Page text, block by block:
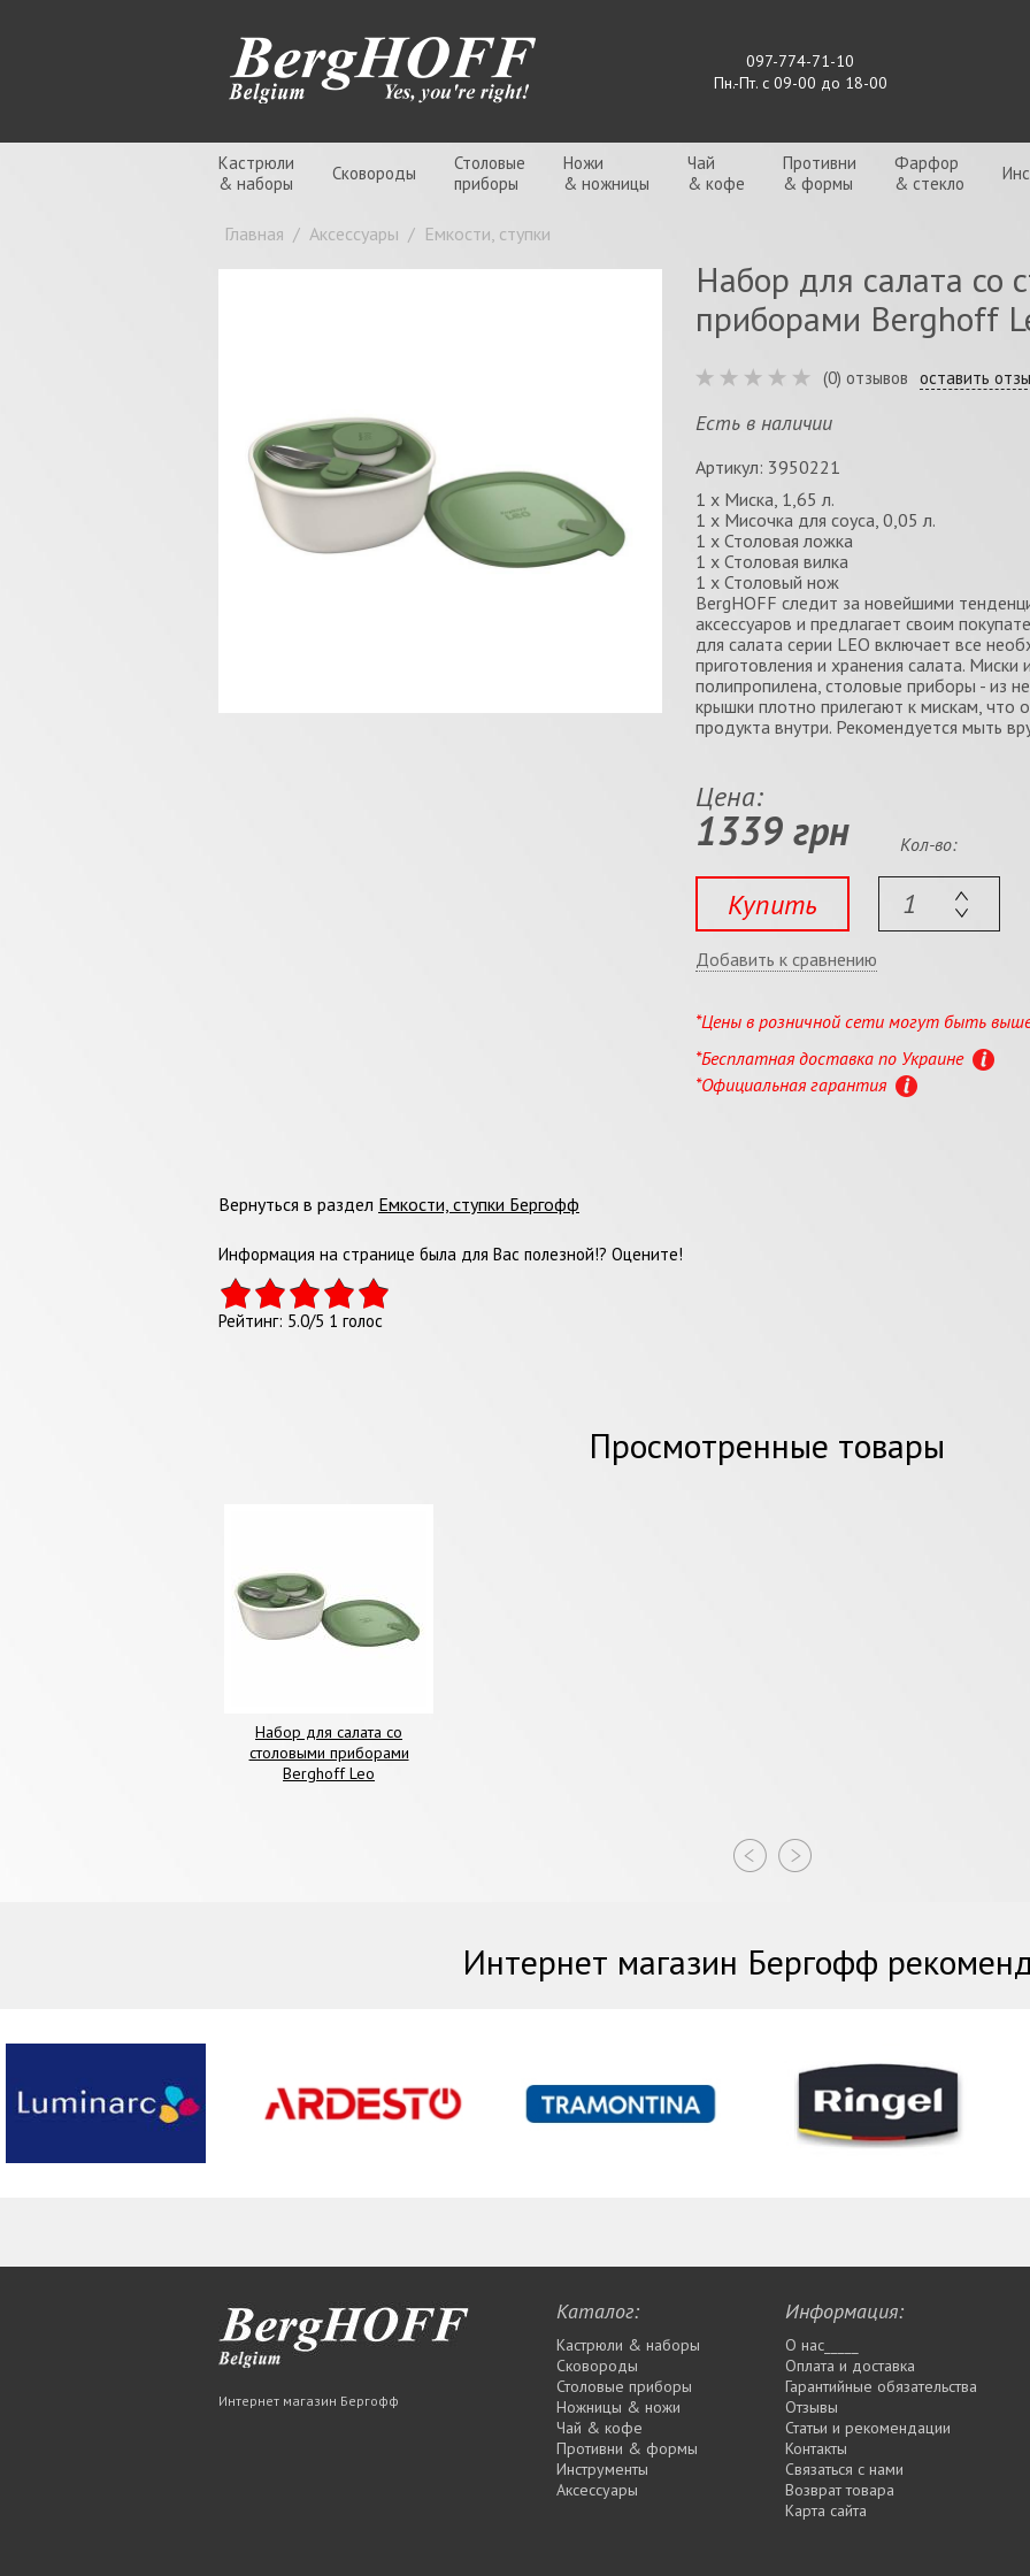
097-774-71-10
Пн.-Пт. с 09-00 до 18-00
Кастрюли
& наборы
Сковороды
Столовые
приборы
Ножи
& ножницы
Чай
& кофе
Противни
& формы
Фарфор
& стекло
Главная / Аксессуары / Емкости, ступки
Набор для салата со
приборами Berghoff
(0) отзывов оставить
Есть в наличии
Артикул: 3950221
1 х Миска, 1,65 л.
1 х Мисочка для соуса, 0,05 л.
1 х Столовая ложка
1 х Столовая вилка
1 х Столовый нож
BergHOFF следит за новейшими
аксессуаров и предлагает своим
для салата серии LEO включает все
приготовления и хранения салата. Миски
полипропилена, столовые приборы - из
крышки плотно прилегают к мискам, что
продукта внутри. Рекомендуется мыть
Цена:
1339 грн
Купить
Кол-во:
Добавить к сравнению
*Цены в розничной сети могут быть
*Бесплатная доставка по Украине
*Официальная гарантия
Вернуться в раздел Емкости, ступки Бергофф
Информация на странице была для Вас полезной!? Оцените!
Рейтинг: 5.0/5 1 голос
Просмотренные товары
Набор для салата со
столовыми приборами
Berghoff Leo
Интернет магазин Бергофф
Интернет магазин Бергофф
Каталог:
Кастрюли & наборы
Сковороды
Столовые приборы
Ножницы & ножи
Чай & кофе
Противни & формы
Инструменты
Аксессуары
Информация:
О нас_____
Оплата и доставка
Гарантийные обязательства
Отзывы
Статьи и рекомендации
Контакты
Связаться с нами
Возврат товара
Карта сайта